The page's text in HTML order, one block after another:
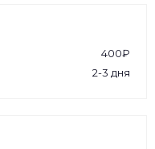
400₽
2-3 дня